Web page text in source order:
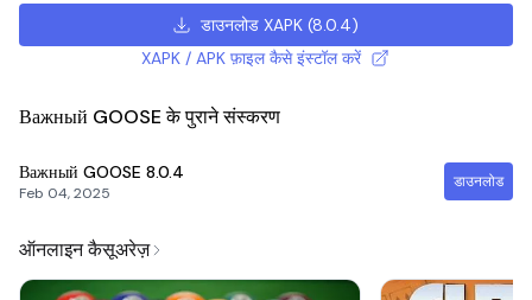
डाउनलोड XAPK (8.0.4)
XAPK / APK फ़ाइल कैसे इंस्टॉल करें
Важный GOOSE के पुराने संस्करण
Важный GOOSE 8.0.4
Feb 04, 2025
डाउनलोड
ऑनलाइन कैसूअरेज़